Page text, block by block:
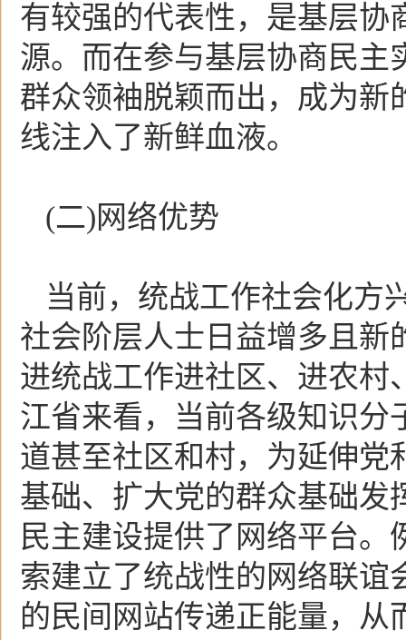
有较强的代表性，是基层协
源。而在参与基层协商民主
群众领袖脱颖而出，成为新
线注入了新鲜血液。
(二)网络优势
当前，统战工作社会化方
社会阶层人士日益增多且新
进统战工作进社区、进农村
江省来看，当前各级知识分
道甚至社区和村，为延伸党
基础、扩大党的群众基础发
民主建设提供了网络平台
索建立了统战性的网络联谊
的民间网站传递正能量，从